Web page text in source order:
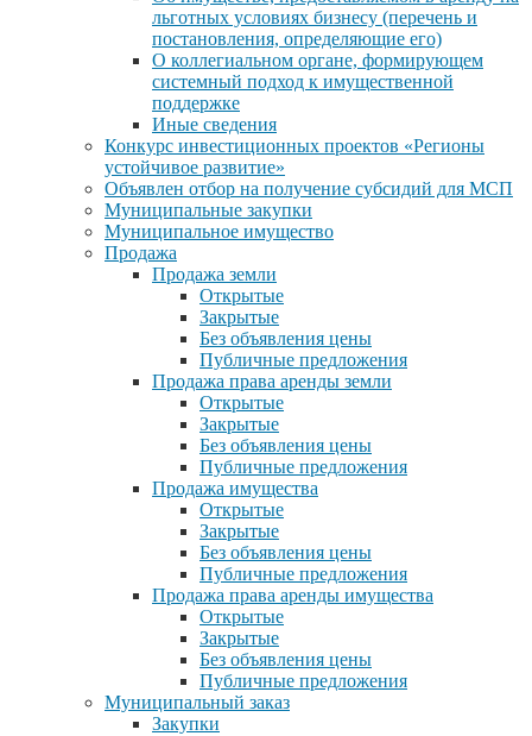
льготных условиях бизнесу (перечень и
постановления, определяющие его)
О коллегиальном органе, формирующем
системный подход к имущественной
поддержке
Иные сведения
Конкурс инвестиционных проектов «Регионы
устойчивое развитие»
Объявлен отбор на получение субсидий для МСП
Муниципальные закупки
Муниципальное имущество
Продажа
Продажа земли
Открытые
Закрытые
Без объявления цены
Публичные предложения
Продажа права аренды земли
Открытые
Закрытые
Без объявления цены
Публичные предложения
Продажа имущества
Открытые
Закрытые
Без объявления цены
Публичные предложения
Продажа права аренды имущества
Открытые
Закрытые
Без объявления цены
Публичные предложения
Муниципальный заказ
Закупки